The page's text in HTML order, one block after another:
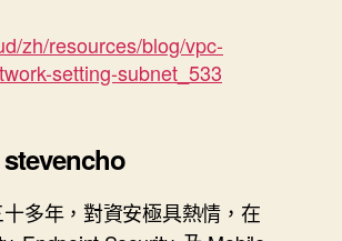
zh/resources/blog/vpc-
setting-subnet_533
多年，對資安極具熱情，在